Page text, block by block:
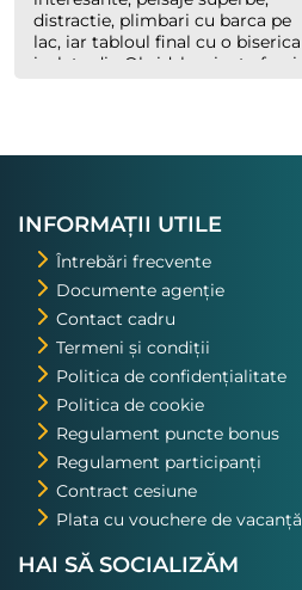
distractie, plimbari cu barca pe
lac, iar tabloul final cu o biserica
izolata din Ohrid, luminata feeric,
excursiile pe care o voi repeta!
INFORMAȚII UTILE
Întrebări frecvente
Documente agenție
Contact cadru
Termeni și condiții
Politica de confidențialitate
Politica de cookie
Regulament puncte bonus
Regulament participanți
Contract cesiune
Plata cu vouchere de vacanță
HAI SĂ SOCIALIZĂM